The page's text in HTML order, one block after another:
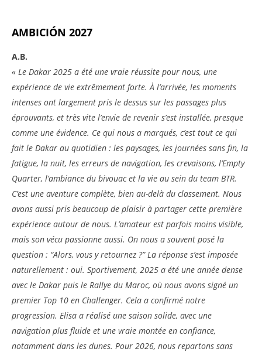
AMBICIÓN 2027
A.B.
« Le Dakar 2025 a été une vraie réussite pour nous, une
expérience de vie extrêmement forte. À l’arrivée, les moments
intenses ont largement pris le dessus sur les passages plus
éprouvants, et très vite l’envie de revenir s’est installée, presque
comme une évidence. Ce qui nous a marqués, c’est tout ce qui
fait le Dakar au quotidien : les paysages, les journées sans fin, la
fatigue, la nuit, les erreurs de navigation, les crevaisons, l’Empty
Quarter, l’ambiance du bivouac et la vie au sein du team BTR.
C’est une aventure complète, bien au-delà du classement. Nous
avons aussi pris beaucoup de plaisir à partager cette première
expérience autour de nous. L’amateur est parfois moins visible,
mais son vécu passionne aussi. On nous a souvent posé la
question : “Alors, vous y retournez ?” La réponse s’est imposée
naturellement : oui. Sportivement, 2025 a été une année dense
avec le Dakar puis le Rallye du Maroc, où nous avons signé un
premier Top 10 en Challenger. Cela a confirmé notre
progression. Elisa a réalisé une saison solide, avec une
navigation plus fluide et une vraie montée en confiance,
notamment dans les dunes. Pour 2026, nous repartons sans